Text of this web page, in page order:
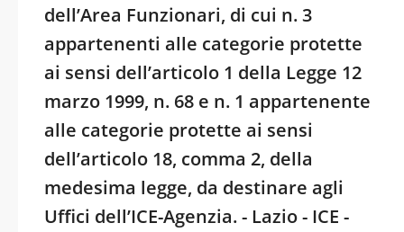
dell’Area Funzionari, di cui n. 3
appartenenti alle categorie protette
ai sensi dell’articolo 1 della Legge 12
marzo 1999, n. 68 e n. 1 appartenente
alle categorie protette ai sensi
dell’articolo 18, comma 2, della
medesima legge, da destinare agli
Uffici dell’ICE-Agenzia. - Lazio - ICE -